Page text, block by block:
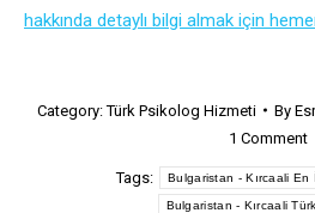
hakkında detaylı bilgi almak için
Category:Türk Psikolog Hizmeti By
1 Comment
Tags: Bulgaristan - Kırcaali En
Bulgaristan - Kırcaali